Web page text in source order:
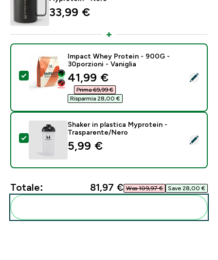
33,99 €‎
Seleziona questo prodotto - Impact Whey Protein -
Impact Whey Protein - 900G -
30porzioni - Vaniglia
discounted price
41,99 €‎
Prima 69,99 €‎
Risparmia 28,00 €‎
Seleziona questo prodotto - Shaker in plastica
Shaker in plastica Myprotein -
Trasparente/Nero
5,99 €‎
Totale: 81,97 €‎ Was 109,97 €‎ Save 28,00 €‎